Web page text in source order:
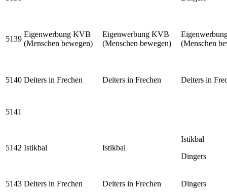
5139
Eigenwerbung KVB
(Menschen bewegen)
Eigenwerbung KVB
(Menschen bewegen)
(Menschen
5140 Deiters in Frechen Deiters in Frechen Deiters in
5141
5142 Istikbal Istikbal
Istikbal
Dingers
5143 Deiters in Frechen Deiters in Frechen Dingers